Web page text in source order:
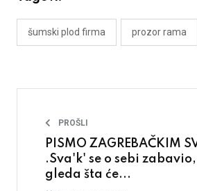
šumski plod firma prozor rama
PROŠLI
PISMO ZAGREBAČKIM
.Sva'k' se o sebi
gleda šta će...